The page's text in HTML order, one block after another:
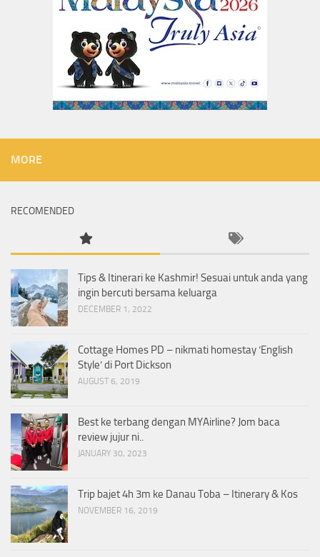
MORE
RECOMENDED
Tips & Itinerari ke Kashmir! Sesuai untuk anda yang
ingin bercuti bersama keluarga
DECEMBER 1, 2022
Cottage Homes PD – nikmati homestay ‘English
Style’ di Port Dickson
AUGUST 6, 2019
Best ke terbang dengan MYAirline? Jom baca
review jujur ni..
JANUARY 30, 2023
Trip bajet 4h 3m ke Danau Toba – Itinerary & Kos
NOVEMBER 16, 2019